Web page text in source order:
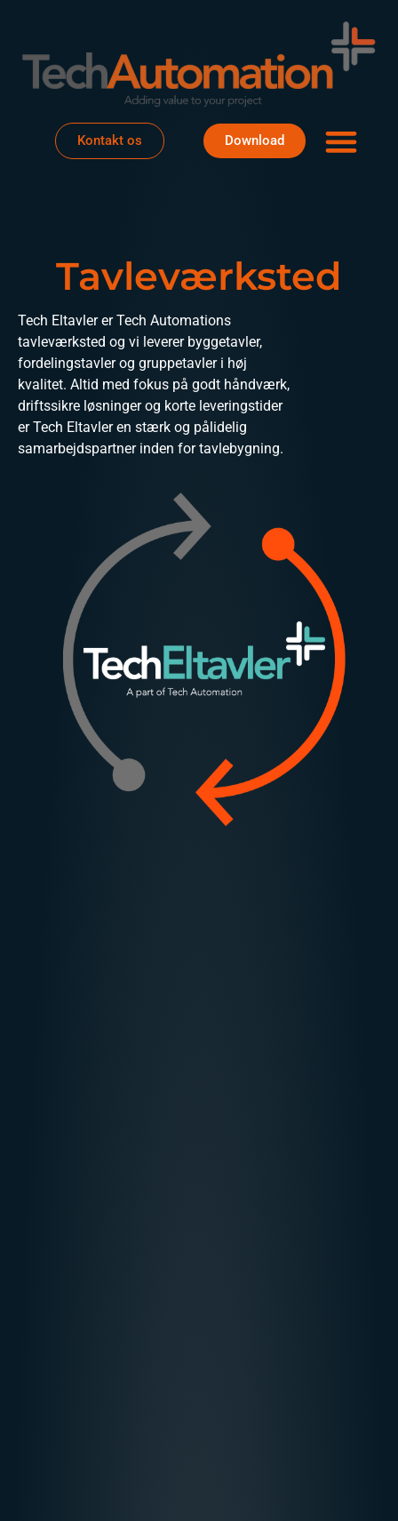
Kontakt os Download
Tavleværksted
Tech Eltavler er Tech Automations
tavleværksted og vi leverer byggetavler,
fordelingstavler og gruppetavler i høj
kvalitet. Altid med fokus på godt håndværk,
driftssikre løsninger og korte leveringstider
er Tech Eltavler en stærk og pålidelig
samarbejdspartner inden for tavlebygning.